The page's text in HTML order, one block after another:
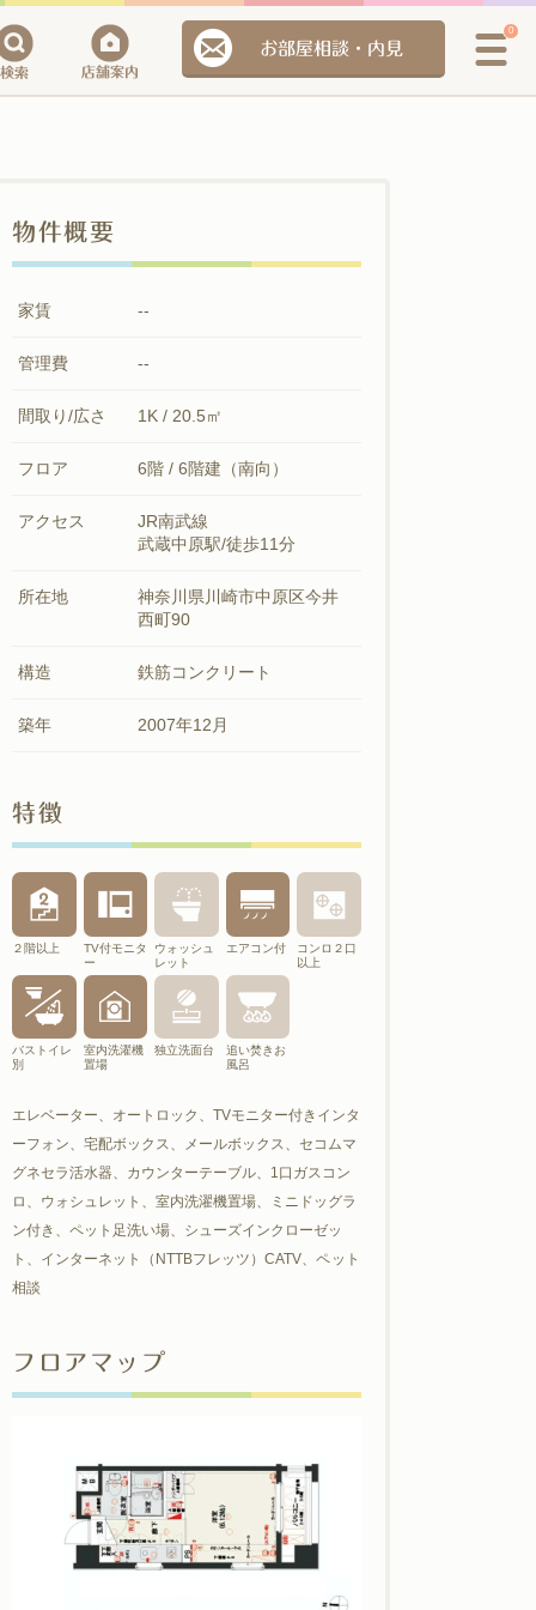
お部屋相談・内見
0
物件概要
家賃 --
管理費 --
間取り/広さ 1K / 20.5㎡
フロア 6階 / 6階建（南向）
アクセス
JR南武線
武蔵中原駅/徒歩11分
所在地
神奈川県川崎市中原区今井
西町90
構造 鉄筋コンクリート
築年 2007年12月
特徴
２階以上
TV付モニタ
ー
ウォッシュ
レット
エアコン付
コンロ２口
以上
バストイレ
別
室内洗濯機
置場
独立洗面台
追い焚きお
風呂
エレベーター、オートロック、TVモニター付きインタ
ーフォン、宅配ボックス、メールボックス、セコムマ
グネセラ活水器、カウンターテーブル、1口ガスコン
ロ、ウォシュレット、室内洗濯機置場、ミニドッグラ
ン付き、ペット足洗い場、シューズインクローゼッ
ト、インターネット（NTTBフレッツ）CATV、ペット
相談
フロアマップ